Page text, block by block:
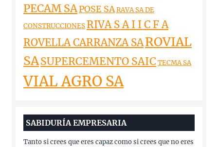
PECAM SAPOSE SARAVA SA DE
CONSTRUCCIONES RIVA S A I I C F A
ROVELLA CARRANZA SAROVIAL
SASUPERCEMENTO SAIC TECMA SA
VIAL AGRO SA
SABIDURÍA EMPRESARIA
Tanto si crees que eres capaz como si crees que no eres